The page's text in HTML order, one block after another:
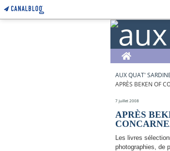
Home
AUX QUAT'
APRÈS BEKEN OF
7 juillet 2008
APRÈS
Les livres
photographies, de